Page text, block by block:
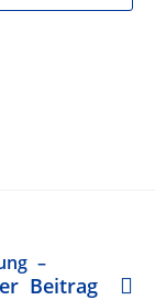
–
Beitrag